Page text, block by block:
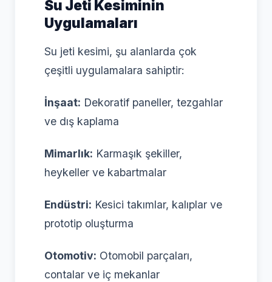
Su Jeti Kesiminin
Uygulamaları
Su jeti kesimi, şu alanlarda çok
çeşitli uygulamalara sahiptir:
İnşaat: Dekoratif paneller, tezgahlar
ve dış kaplama
Mimarlık: Karmaşık şekiller,
heykeller ve kabartmalar
Endüstri: Kesici takımlar, kalıplar ve
prototip oluşturma
Otomotiv: Otomobil parçaları,
contalar ve iç mekanlar